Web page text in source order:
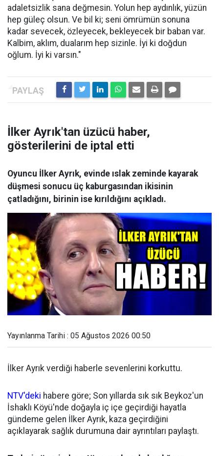
adaletsizlik sana değmesin. Yolun hep aydınlık, yüzün
hep güleç olsun. Ve bil ki; seni ömrümün sonuna
kadar sevecek, özleyecek, bekleyecek bir baban var.
Kalbim, aklım, dualarım hep sizinle. İyi ki doğdun
oğlum. İyi ki varsın."
İlker Ayrık'tan üzücü haber,
gösterilerini de iptal etti
Oyuncu İlker Ayrık, evinde ıslak zeminde kayarak
düşmesi sonucu üç kaburgasından ikisinin
çatladığını, birinin ise kırıldığını açıkladı.
Yayınlanma Tarihi : 05 Ağustos 2026 00:50
İlker Ayrık verdiği haberle sevenlerini korkuttu.
NTV'deki habere göre; Son yıllarda sık sık Beykoz'un
İshaklı Köyü'nde doğayla iç içe geçirdiği hayatla
gündeme gelen İlker Ayrık, kaza geçirdiğini
açıklayarak sağlık durumuna dair ayrıntıları paylaştı.